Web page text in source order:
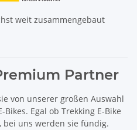
weit zusammengebaut
Partner
von unserer großen Auswahl
Bikes. Egal ob Trekking E-Bike
bei uns werden sie fündig.